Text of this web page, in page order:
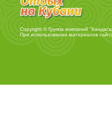
Copyright © Группа компаний
При использовании материалов